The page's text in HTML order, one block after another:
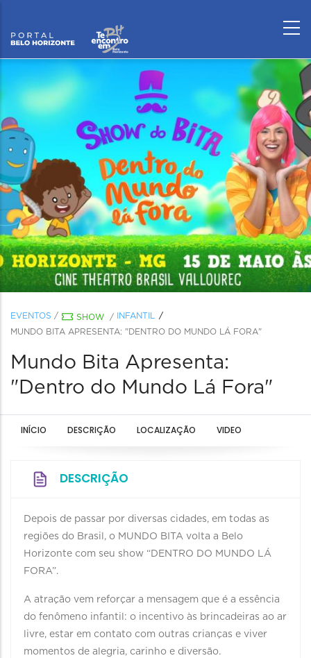
EVENTOS / SHOW /
INFANTIL
MUNDO BITA APRESENTA: "DENTRO DO MUNDO LÁ FORA"
Mundo Bita Apresenta:
"Dentro do Mundo Lá Fora"
INÍCIO DESCRIÇÃO LOCALIZAÇÃO VIDEO
DESCRIÇÃO
Depois de passar por diversas cidades, em todas as
regiões do Brasil, o MUNDO BITA volta a Belo
Horizonte com seu show “DENTRO DO MUNDO LÁ
FORA”.
A atração vem reforçar a mensagem que é a essência
do fenômeno infantil: o incentivo às brincadeiras ao ar
livre, estar em contato com outras crianças e viver
momentos de alegria, carinho e diversão.